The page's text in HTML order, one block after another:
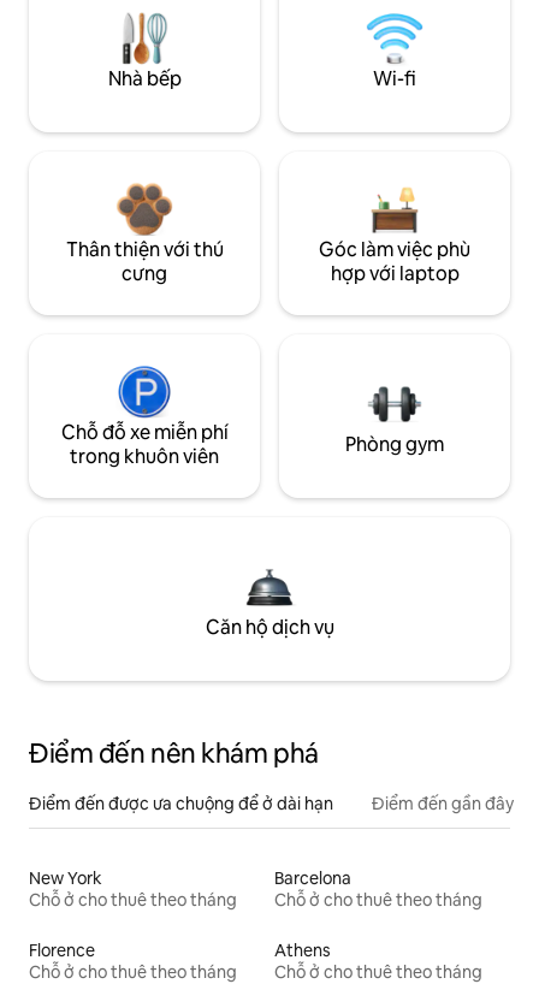
Nhà bếp Wi-fi
Thân thiện với thú
cưng
Góc làm việc phù
hợp với laptop
Chỗ đỗ xe miễn phí
trong khuôn viên
Phòng gym
Căn hộ dịch vụ
Điểm đến nên khám phá
Điểm đến được ưa chuộng để ở dài hạn Điểm đến gần đây
New York
Chỗ ở cho thuê theo tháng
Barcelona
Chỗ ở cho thuê theo tháng
Florence
Chỗ ở cho thuê theo tháng
Athens
Chỗ ở cho thuê theo tháng